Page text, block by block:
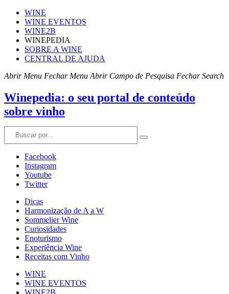
WINE
WINE EVENTOS
WINE2B
WINEPEDIA
SOBRE A WINE
CENTRAL DE AJUDA
Abrir Menu Fechar Menu Abrir Campo de Pesquisa Fechar Search
Winepedia: o seu portal de conteúdo
sobre vinho
Facebook
Instagram
Youtube
Twitter
Dicas
Harmonização de A a W
Sommelier Wine
Curiosidades
Enoturismo
Experiência Wine
Receitas com Vinho
WINE
WINE EVENTOS